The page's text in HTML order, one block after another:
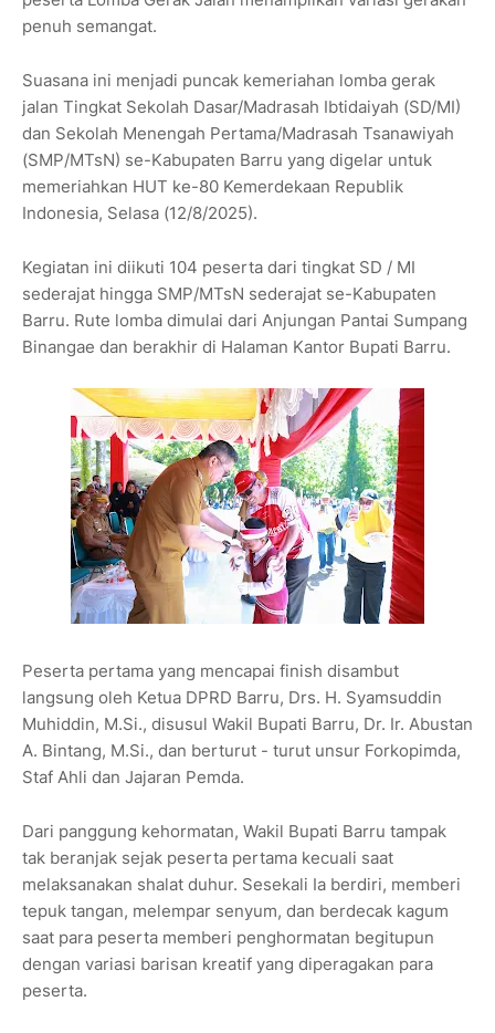
penuh semangat.
Suasana ini menjadi puncak kemeriahan lomba gerak
jalan Tingkat Sekolah Dasar/Madrasah Ibtidaiyah (SD/MI)
dan Sekolah Menengah Pertama/Madrasah Tsanawiyah
(SMP/MTsN) se-Kabupaten Barru yang digelar untuk
memeriahkan HUT ke-80 Kemerdekaan Republik
Indonesia, Selasa (12/8/2025).
Kegiatan ini diikuti 104 peserta dari tingkat SD / MI
sederajat hingga SMP/MTsN sederajat se-Kabupaten
Barru. Rute lomba dimulai dari Anjungan Pantai Sumpang
Binangae dan berakhir di Halaman Kantor Bupati Barru.
Peserta pertama yang mencapai finish disambut
langsung oleh Ketua DPRD Barru, Drs. H. Syamsuddin
Muhiddin, M.Si., disusul Wakil Bupati Barru, Dr. Ir. Abustan
A. Bintang, M.Si., dan berturut - turut unsur Forkopimda,
Staf Ahli dan Jajaran Pemda.
Dari panggung kehormatan, Wakil Bupati Barru tampak
tak beranjak sejak peserta pertama kecuali saat
melaksanakan shalat duhur. Sesekali Ia berdiri, memberi
tepuk tangan, melempar senyum, dan berdecak kagum
saat para peserta memberi penghormatan begitupun
dengan variasi barisan kreatif yang diperagakan para
peserta.